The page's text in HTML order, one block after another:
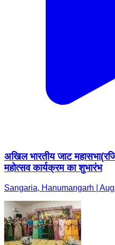
अखिल भारतीय जाट
महोत्सव कार्यक्रम का शुभारंभ
Sangaria, Hanumangarh |